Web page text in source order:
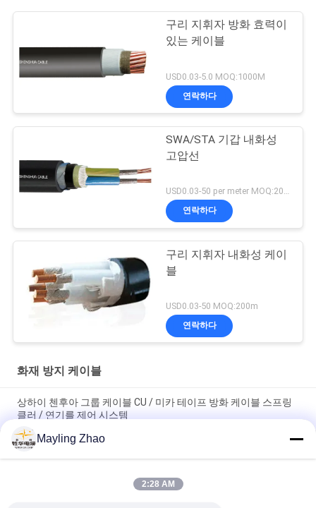
구리 지휘자 방화 효력이
있는 케이블
USD0.03-5.0 MOQ:1000M
연락하다
SWA/STA 기갑 내화성
고압선
USD0.03-50 per meter MOQ:200m
연락하다
구리 지휘자 내화성 케이
블
USD0.03-50 MOQ:200m
연락하다
화재 방지 케이블
상하이 첸후아 그룹 케이블 CU / 미카 테이프 방화 케이블 스프링
클러 / 연기를 제어 시스템
신화 그룹 전력 케이블 NYY NYCY 전기 방화력 케이블 건물 / 집 배
선
상하이 셩화 전력 케이블 전기 FRC 4 코어 내열 케이블 1.5mm -
Mayling Zhao
2:28 AM